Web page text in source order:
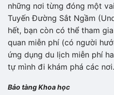
những nơi từng đóng một
Tuyến Đường Sắt Ngầm
hết, bạn còn có thể tham
quan miễn phí (có người
ứng dụng du lịch miễn phí
tự mình đi khám phá các nơi.
Bảo tàng Khoa học